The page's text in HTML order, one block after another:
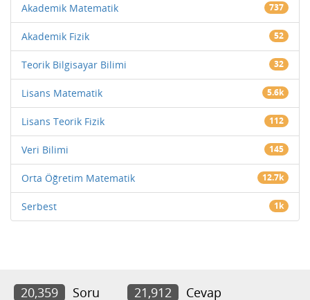
Akademik Matematik 737
Akademik Fizik 52
Teorik Bilgisayar Bilimi 32
Lisans Matematik 5.6k
Lisans Teorik Fizik 112
Veri Bilimi 145
Orta Öğretim Matematik 12.7k
Serbest 1k
20,359 Soru 21,912 Cevap